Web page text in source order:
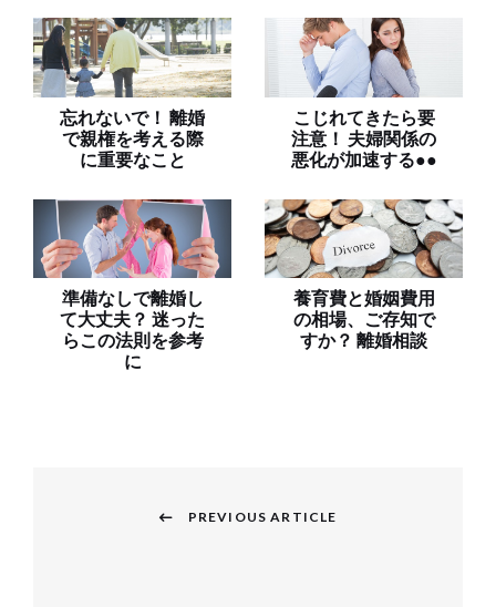
忘れないで！ 離婚
で親権を考える際
に重要なこと
こじれてきたら要
注意！ 夫婦関係の
悪化が加速する●●
準備なしで離婚し
て大丈夫？ 迷った
らこの法則を参考
に
養育費と婚姻費用
の相場、ご存知で
すか？ 離婚相談
PREVIOUS ARTICLE